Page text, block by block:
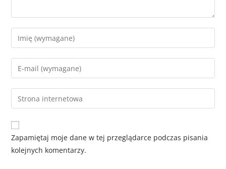
Zapamiętaj moje dane w tej przeglądarce podczas pisania
kolejnych komentarzy.